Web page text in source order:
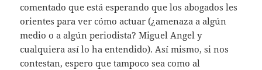
comentado que está esperando que los abogados les
orientes para ver cómo actuar (¿amenaza a algún
medio o a algún periodista? Miguel Angel y
cualquiera así lo ha entendido). Así mismo, si nos
contestan, espero que tampoco sea como al